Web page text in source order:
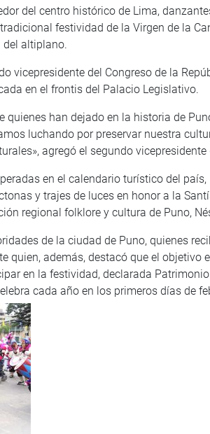
del centro histórico de Lima,
festividad de la Virgen de la
del altiplano.
vicepresidente del Congreso de la
en el frontis del Palacio Legislativo.
quienes han dejado en la historia de
luchando por preservar nuestra
agregó el segundo
en el calendario turístico del
y trajes de luces en honor a la
regional folklore y cultura de Puno,
de la ciudad de Puno, quienes
quien, además, destacó que el objetivo
en la festividad, declarada
cada año en los primeros días de